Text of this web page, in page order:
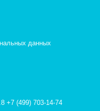
данных
+7 (499) 703-14-74